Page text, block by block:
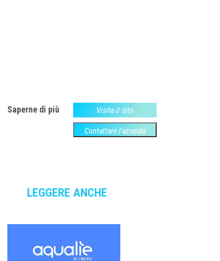
Saperne di più Visita il sito
Contattare l'azienda
LEGGERE ANCHE